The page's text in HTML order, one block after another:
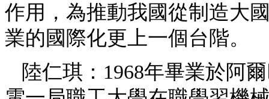
作用，為推動我國從制造大
業的國際化更上一個台階。
陸仁琪：1968年畢業於阿